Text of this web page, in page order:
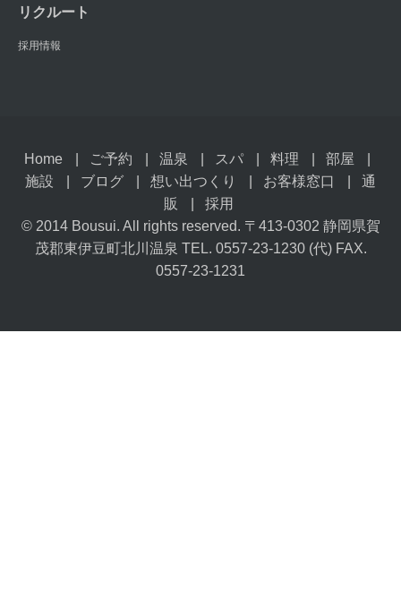
リクルート
採用情報
Home ご予約 温泉 スパ 料理
部屋
施設
ブログ 想い出つくり お客様窓口
通
販
採用
© 2014 Bousui. All rights reserved. 〒413-0302 静岡県賀
茂郡東伊豆町北川温泉 TEL. 0557-23-1230 (代) FAX.
0557-23-1231